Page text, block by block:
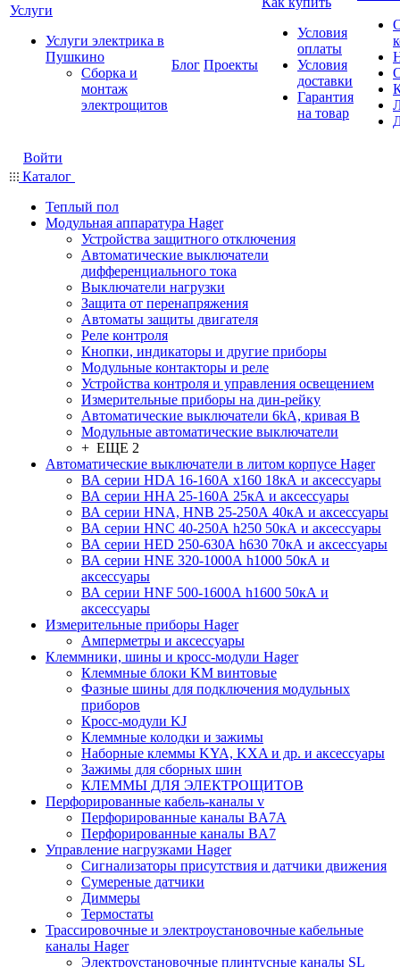
Услуги
Услуги электрика в
Пушкино
Сборка и
монтаж
электрощитов
Блог Проекты
Условия
оплаты
Условия
доставки
Гарантия
на товар
Войти
Каталог
Теплый пол
Модульная аппаратура Hager
Устройства защитного отключения
Автоматические выключатели
дифференциального тока
Выключатели нагрузки
Защита от перенапряжения
Автоматы защиты двигателя
Реле контроля
Кнопки, индикаторы и другие приборы
Модульные контакторы и реле
Устройства контроля и управления освещением
Измерительные приборы на дин-рейку
Автоматические выключатели 6kA, кривая В
Модульные автоматические выключатели
+ ЕЩЕ 2
Автоматические выключатели в литом корпусе Hager
ВА серии HDA 16-160А x160 18кА и аксессуары
ВА серии HHA 25-160А 25кА и аксессуары
ВА серии HNA, HNB 25-250А 40кА и аксессуары
ВА серии HNC 40-250А h250 50кА и аксессуары
ВА серии HED 250-630А h630 70кА и аксессуары
ВА серии HNE 320-1000А h1000 50кА и
аксессуары
ВА серии HNF 500-1600А h1600 50кА и
аксессуары
Измерительные приборы Hager
Амперметры и аксессуары
Клеммники, шины и кросс-модули Hager
Клеммные блоки KM винтовые
Фазные шины для подключения модульных
приборов
Кросс-модули KJ
Клеммные колодки и зажимы
Наборные клеммы KYA, KXA и др. и аксессуары
Зажимы для сборных шин
КЛЕММЫ ДЛЯ ЭЛЕКТРОЩИТОВ
Перфорированные кабель-каналы v
Перфорированные каналы BA7A
Перфорированные каналы BA7
Управление нагрузками Hager
Сигнализаторы присутствия и датчики движения
Сумереные датчики
Диммеры
Термостаты
Трассировочные и электроустановочные кабельные
каналы Hager
Электроустановочные плинтусные каналы SL